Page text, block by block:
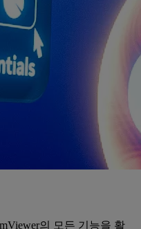
의 모든 기능을 활